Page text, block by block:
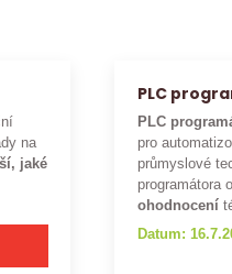
na
jaké
PLC
PLC
pro
průmyslové
programátora
ohodnocení
Datum: